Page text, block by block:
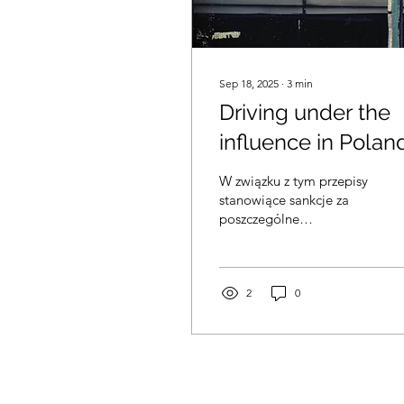
Sep 18, 2025 ∙ 3 min
Driving under the
influence in
- suspention of
licence
W związku z tym przepisy
stanowiące sankcje za
poszczególne
które umożliwiają
kary do konkretnej
2 0